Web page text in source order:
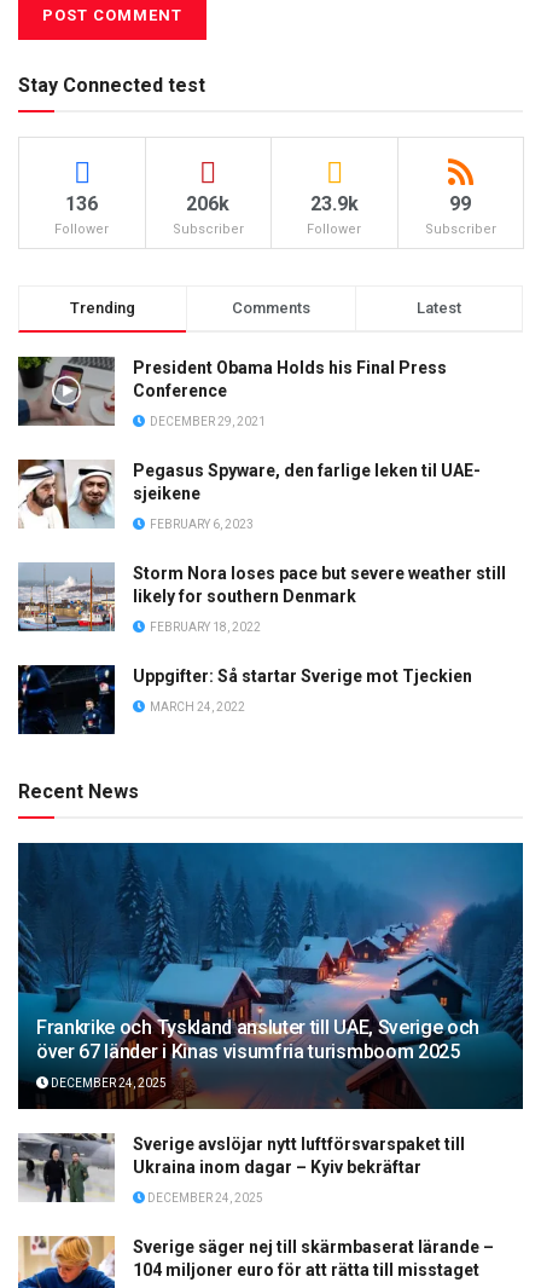
Stay Connected test
136
Follower
206k
Subscriber
23.9k
Follower
99
Subscriber
Trending Comments Latest
President Obama Holds his Final Press
Conference
DECEMBER 29, 2021
Pegasus Spyware, den farlige leken til UAE-
sjeikene
FEBRUARY 6, 2023
Storm Nora loses pace but severe weather still
likely for southern Denmark
FEBRUARY 18, 2022
Uppgifter: Så startar Sverige mot Tjeckien
MARCH 24, 2022
Recent News
Frankrike och Tyskland ansluter till UAE, Sverige och
över 67 länder i Kinas visumfria turismboom 2025
DECEMBER 24, 2025
Sverige avslöjar nytt luftförsvarspaket till
Ukraina inom dagar – Kyiv bekräftar
DECEMBER 24, 2025
Sverige säger nej till skärmbaserat lärande –
104 miljoner euro för att rätta till misstaget